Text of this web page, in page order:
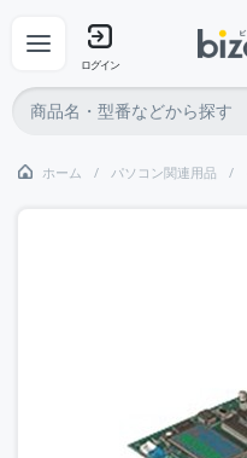
ログイン
ホーム パソコン関連用品